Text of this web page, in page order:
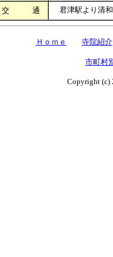
交 通 君津駅より清
Ｈｏｍｅ 寺院紹介
市町村
Copyright (c)